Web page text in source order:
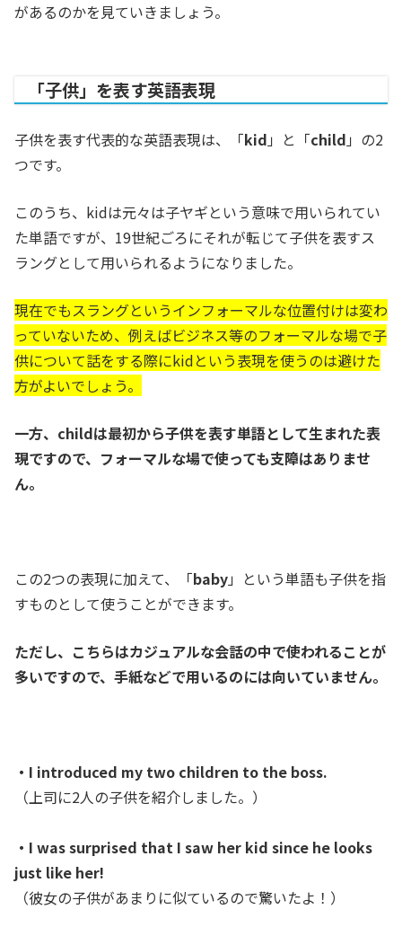
があるのかを見ていきましょう。
「子供」を表す英語表現
子供を表す代表的な英語表現は、「kid 」と「child 」の2
つです。
このうち、kidは元々は子ヤギという意味で用いられてい
た単語ですが、19世紀ごろにそれが転じて子供を表すス
ラングとして用いられるようになりました。
現在でもスラングというインフォーマルな位置付けは変わ
っていないため、例えばビジネス等のフォーマルな場で子
供について話をする際にkidという表現を使うのは避けた
方がよいでしょう。
一方、childは最初から子供を表す単語として生まれた表
現ですので、フォーマルな場で使っても支障はありませ
ん。
この2つの表現に加えて、「baby」という単語も子供を指
すものとして使うことができます。
ただし、こちらはカジュアルな会話の中で使われることが
多いですので、手紙などで用いるのには向いていません。
・I introduced my two children to the boss.
（上司に2人の子供を紹介しました。）
・I was surprised that I saw her kid since he looks
just like her!
（彼女の子供があまりに似ているので驚いたよ！）